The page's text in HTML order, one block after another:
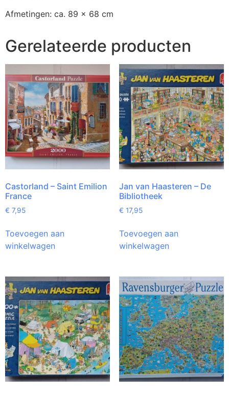
Afmetingen: ca. 89 x 68 cm
Gerelateerde producten
Castorland – Saint Emilion
France
€ 7,95
Toevoegen aan
winkelwagen
Jan van Haasteren – De
Bibliotheek
€ 17,95
Toevoegen aan
winkelwagen